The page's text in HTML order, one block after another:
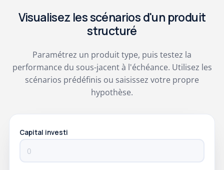
Visualisez les scénarios d'un produit
structuré
Paramétrez un produit type, puis testez la
performance du sous-jacent à l'échéance. Utilisez les
scénarios prédéfinis ou saisissez votre propre
hypothèse.
Capital investi